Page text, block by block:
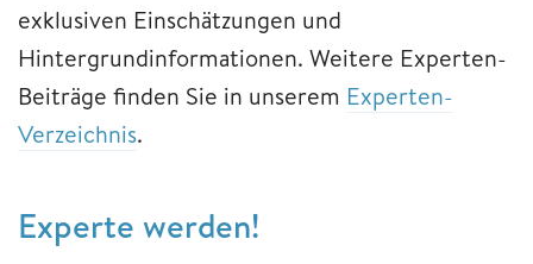
exklusiven Einschätzungen und
Hintergrundinformationen. Weitere Experten-
Beiträge finden Sie in unserem Experten-
Verzeichnis.
Experte werden!